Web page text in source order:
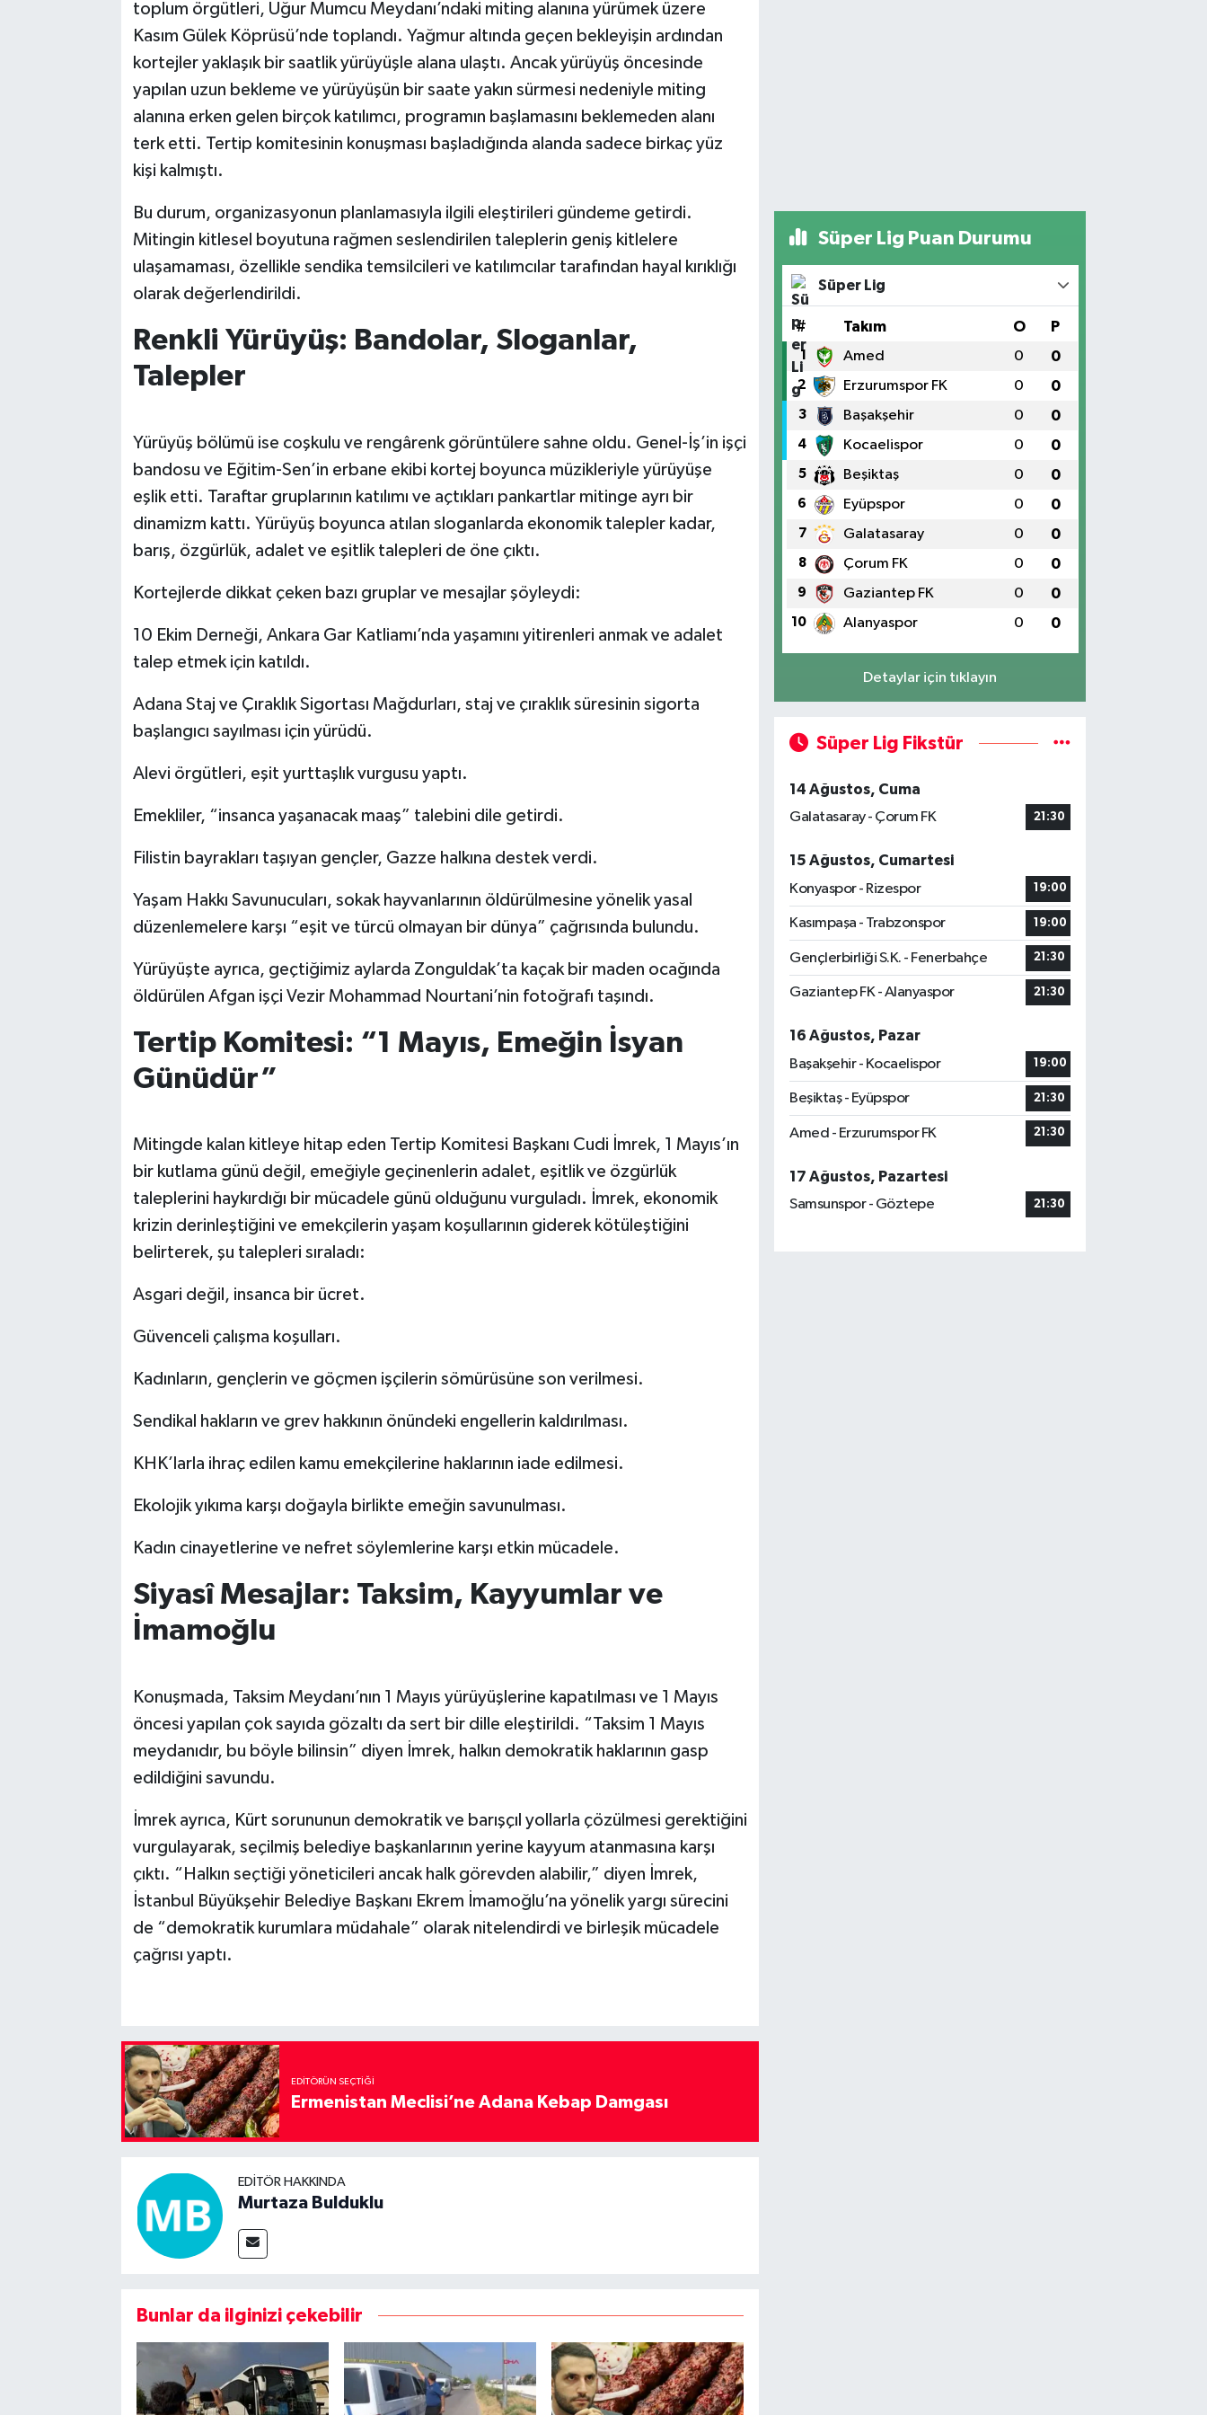
toplum örgütleri, Uğur Mumcu Meydanı’ndaki miting alanına yürümek üzere
Kasım Gülek Köprüsü’nde toplandı. Yağmur altında geçen bekleyişin ardından
kortejler yaklaşık bir saatlik yürüyüşle alana ulaştı. Ancak yürüyüş öncesinde
yapılan uzun bekleme ve yürüyüşün bir saate yakın sürmesi nedeniyle miting
alanına erken gelen birçok katılımcı, programın başlamasını beklemeden alanı
terk etti. Tertip komitesinin konuşması başladığında alanda sadece birkaç yüz
kişi kalmıştı.
Bu durum, organizasyonun planlamasıyla ilgili eleştirileri gündeme getirdi.
Mitingin kitlesel boyutuna rağmen seslendirilen taleplerin geniş kitlelere
ulaşamaması, özellikle sendika temsilcileri ve katılımcılar tarafından hayal kırıklığı
olarak değerlendirildi.
Renkli Yürüyüş: Bandolar, Sloganlar,
Talepler
Yürüyüş bölümü ise coşkulu ve rengârenk görüntülere sahne oldu. Genel-İş’in işçi
bandosu ve Eğitim-Sen’in erbane ekibi kortej boyunca müzikleriyle yürüyüşe
eşlik etti. Taraftar gruplarının katılımı ve açtıkları pankartlar mitinge ayrı bir
dinamizm kattı. Yürüyüş boyunca atılan sloganlarda ekonomik talepler kadar,
barış, özgürlük, adalet ve eşitlik talepleri de öne çıktı.
Kortejlerde dikkat çeken bazı gruplar ve mesajlar şöyleydi:
10 Ekim Derneği, Ankara Gar Katliamı’nda yaşamını yitirenleri anmak ve adalet
talep etmek için katıldı.
Adana Staj ve Çıraklık Sigortası Mağdurları, staj ve çıraklık süresinin sigorta
başlangıcı sayılması için yürüdü.
Alevi örgütleri, eşit yurttaşlık vurgusu yaptı.
Emekliler, “insanca yaşanacak maaş” talebini dile getirdi.
Filistin bayrakları taşıyan gençler, Gazze halkına destek verdi.
Yaşam Hakkı Savunucuları, sokak hayvanlarının öldürülmesine yönelik yasal
düzenlemelere karşı “eşit ve türcü olmayan bir dünya” çağrısında bulundu.
Yürüyüşte ayrıca, geçtiğimiz aylarda Zonguldak’ta kaçak bir maden ocağında
öldürülen Afgan işçi Vezir Mohammad Nourtani’nin fotoğrafı taşındı.
Tertip Komitesi: “1 Mayıs, Emeğin İsyan
Günüdür”
Mitingde kalan kitleye hitap eden Tertip Komitesi Başkanı Cudi İmrek, 1 Mayıs’ın
bir kutlama günü değil, emeğiyle geçinenlerin adalet, eşitlik ve özgürlük
taleplerini haykırdığı bir mücadele günü olduğunu vurguladı. İmrek, ekonomik
krizin derinleştiğini ve emekçilerin yaşam koşullarının giderek kötüleştiğini
belirterek, şu talepleri sıraladı:
Asgari değil, insanca bir ücret.
Güvenceli çalışma koşulları.
Kadınların, gençlerin ve göçmen işçilerin sömürüsüne son verilmesi.
Sendikal hakların ve grev hakkının önündeki engellerin kaldırılması.
KHK’larla ihraç edilen kamu emekçilerine haklarının iade edilmesi.
Ekolojik yıkıma karşı doğayla birlikte emeğin savunulması.
Kadın cinayetlerine ve nefret söylemlerine karşı etkin mücadele.
Siyasî Mesajlar: Taksim, Kayyumlar ve
İmamoğlu
Konuşmada, Taksim Meydanı’nın 1 Mayıs yürüyüşlerine kapatılması ve 1 Mayıs
öncesi yapılan çok sayıda gözaltı da sert bir dille eleştirildi. “Taksim 1 Mayıs
meydanıdır, bu böyle bilinsin” diyen İmrek, halkın demokratik haklarının gasp
edildiğini savundu.
İmrek ayrıca, Kürt sorununun demokratik ve barışçıl yollarla çözülmesi gerektiğini
vurgulayarak, seçilmiş belediye başkanlarının yerine kayyum atanmasına karşı
çıktı. “Halkın seçtiği yöneticileri ancak halk görevden alabilir,” diyen İmrek,
İstanbul Büyükşehir Belediye Başkanı Ekrem İmamoğlu’na yönelik yargı sürecini
de “demokratik kurumlara müdahale” olarak nitelendirdi ve birleşik mücadele
çağrısı yaptı.
EDITÖRÜN SEÇTIĞI
Ermenistan Meclisi’ne Adana Kebap Damgası
EDITÖR HAKKINDA
Murtaza Bulduklu
Bunlar da ilginizi çekebilir
Süper Lig Puan Durumu
Süper Lig
# Takım O P
1 Amed 0 0
2 Erzurumspor FK 0 0
3 Başakşehir 0 0
4 Kocaelispor 0 0
5 Beşiktaş 0 0
6 Eyüpspor 0 0
7 Galatasaray 0 0
8 Çorum FK 0 0
9 Gaziantep FK 0 0
10 Alanyaspor 0 0
Detaylar için tıklayın
Süper Lig Fikstür
14 Ağustos, Cuma
Galatasaray - Çorum FK
21:30
15 Ağustos, Cumartesi
Konyaspor - Rizespor
19:00
Kasımpaşa - Trabzonspor 19:00
Gençlerbirliği S.K. - Fenerbahçe 21:30
Gaziantep FK - Alanyaspor 21:30
16 Ağustos, Pazar
Başakşehir - Kocaelispor
19:00
Beşiktaş - Eyüpspor 21:30
Amed - Erzurumspor FK 21:30
17 Ağustos, Pazartesi
Samsunspor - Göztepe
21:30